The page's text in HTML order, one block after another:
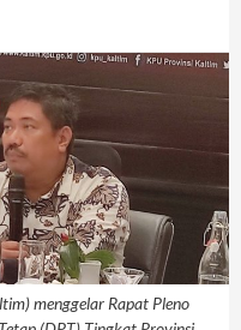
menggelar Rapat Pleno